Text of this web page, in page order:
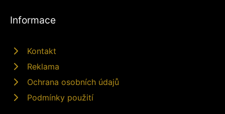
Informace
Kontakt
Reklama
Ochrana osobních údajů
Podmínky použití